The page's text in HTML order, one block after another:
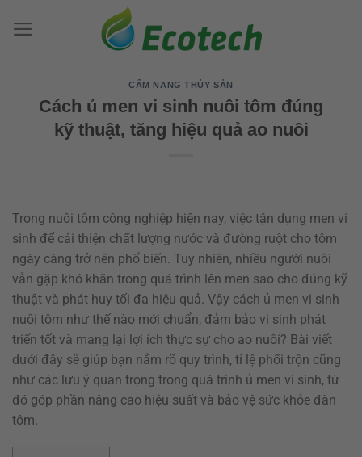
qua
CẨM NANG THỦY SẢN
Cách ủ men vi sinh nuôi tôm đúng
kỹ thuật, tăng hiệu quả ao nuôi
Trong nuôi tôm công nghiệp hiện nay, việc tận dụng men vi
sinh để cải thiện chất lượng nước và đường ruột cho tôm
ngày càng trở nên phổ biến. Tuy nhiên, nhiều người nuôi
vẫn gặp khó khăn trong quá trình lên men sao cho đúng kỹ
thuật và phát huy tối đa hiệu quả. Vậy cách ủ men vi sinh
nuôi tôm như thế nào mới chuẩn, đảm bảo vi sinh phát
triển tốt và mang lại lợi ích thực sự cho ao nuôi? Bài viết
dưới đây sẽ giúp bạn nắm rõ quy trình, tỉ lệ phối trộn cũng
như các lưu ý quan trọng trong quá trình ủ men vi sinh, từ
đó góp phần nâng cao hiệu suất và bảo vệ sức khỏe đàn
tôm.